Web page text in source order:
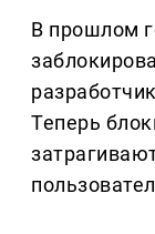
В прошлом
Теперь